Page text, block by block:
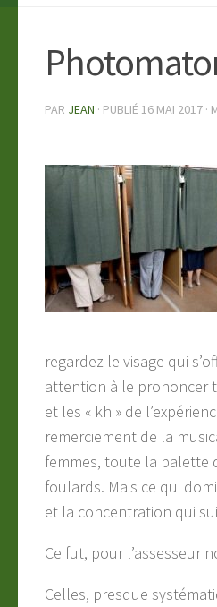
PAR JEAN · PUBLIÉ 16 MAI 2017 ·
regardez le visage qui
attention à le prononcer
et les « kh » de
remerciement de la
femmes, toute la palette
foulards. Mais ce qui
et la concentration qui
Ce fut, pour l’assesseur
Celles, presque